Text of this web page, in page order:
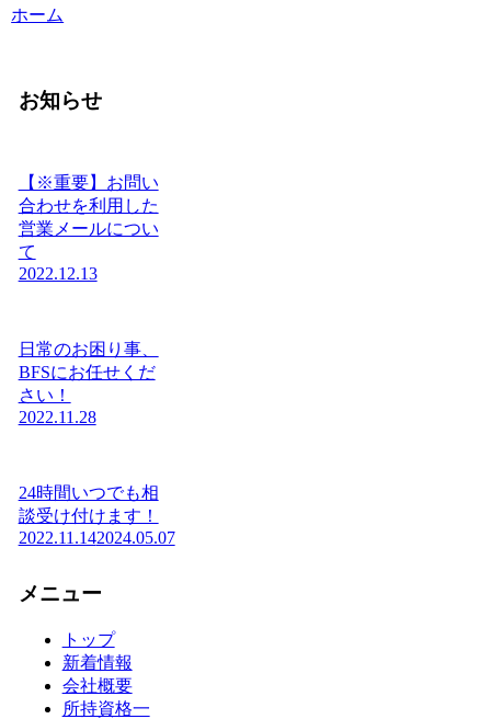
ホーム
お知らせ
【※重要】お問い
合わせを利用した
営業メールについ
て
2022.12.13
日常のお困り事、
BFSにお任せくだ
さい！
2022.11.28
24時間いつでも相
談受け付けます！
2022.11.142024.05.07
メニュー
トップ
新着情報
会社概要
所持資格一